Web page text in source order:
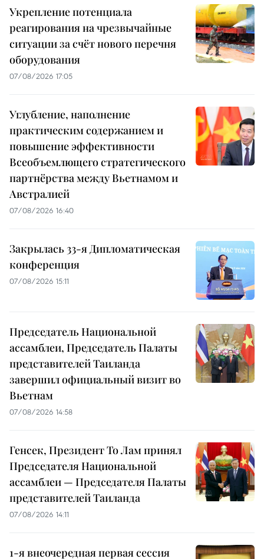
Укрепление потенциала
реагирования на чрезвычайные
ситуации за счёт нового перечня
оборудования
07/08/2026 17:05
Углубление, наполнение
практическим содержанием и
повышение эффективности
Всеобъемлющего стратегического
партнёрства между Вьетнамом и
Австралией
07/08/2026 16:40
Закрылась 33-я Дипломатическая
конференция
07/08/2026 15:11
Председатель Национальной
ассамблеи, Председатель Палаты
представителей Таиланда
завершил официальный визит во
Вьетнам
07/08/2026 14:58
Генсек, Президент То Лам принял
Председателя Национальной
ассамблеи — Председателя Палаты
представителей Таиланда
07/08/2026 14:11
1-я внеочередная первая сессия